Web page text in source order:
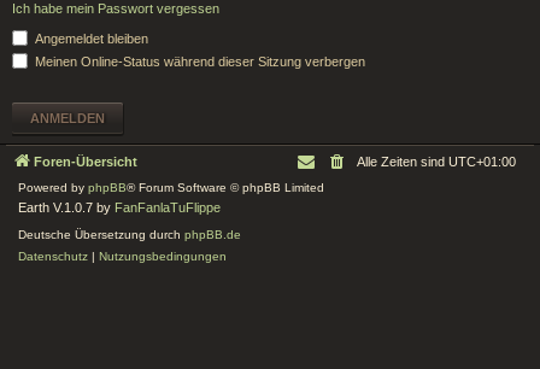
Ich habe mein Passwort vergessen
Angemeldet bleiben
Meinen Online-Status während dieser Sitzung verbergen
Foren-Übersicht Alle Zeiten sind UTC+01:00
Powered by phpBB® Forum Software © phpBB Limited
Earth V.1.0.7 by FanFanlaTuFlippe
Deutsche Übersetzung durch phpBB.de
Datenschutz | Nutzungsbedingungen